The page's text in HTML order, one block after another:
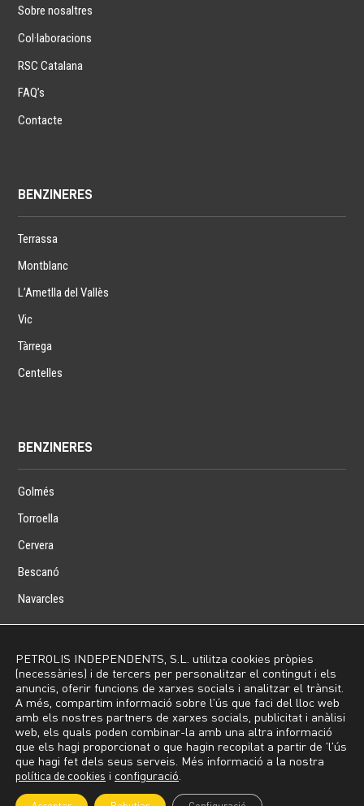
Sobre nosaltres
Col·laboracions
RSC Catalana
FAQ’s
Contacte
BENZINERES
Terrassa
Montblanc
L’Ametlla del Vallès
Vic
Tàrrega
Centelles
BENZINERES
Golmés
Torroella
Cervera
Bescanó
Navarcles
Inici Avís Legal Política de privacitat
Política de cookies
Contacte
Preus Benzineres
Copyright © 2023 – Petrolis Independents. All Rights
Reserved
Disseny i Desenvolupament web per
PETROLIS INDEPENDENTS, S.L. utilitza cookies pròpies
(necessàries) i de tercers per personalitzar el contingut i els
anuncis, oferir funcions de xarxes socials i analitzar el trànsit.
A més, compartim informació sobre l'ús que faci del lloc web
amb els nostres partners de xarxes socials, publicitat i anàlisi
web, els quals poden combinar-la amb una altra informació
que els hagi proporcionat o que hagin recopilat a partir de 'l'ús
que hagi fet dels seus serveis. Més informació a la nostra
política de cookies i configuració